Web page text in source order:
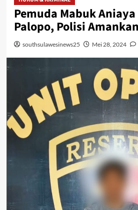
Pemuda Mabuk
Palopo, Polisi
southsulawesinews25 Mei 28, 2024